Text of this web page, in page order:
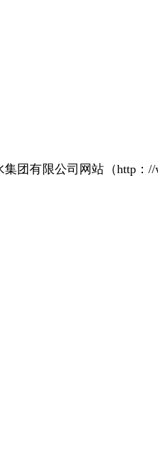
团有限公司网站（http：//